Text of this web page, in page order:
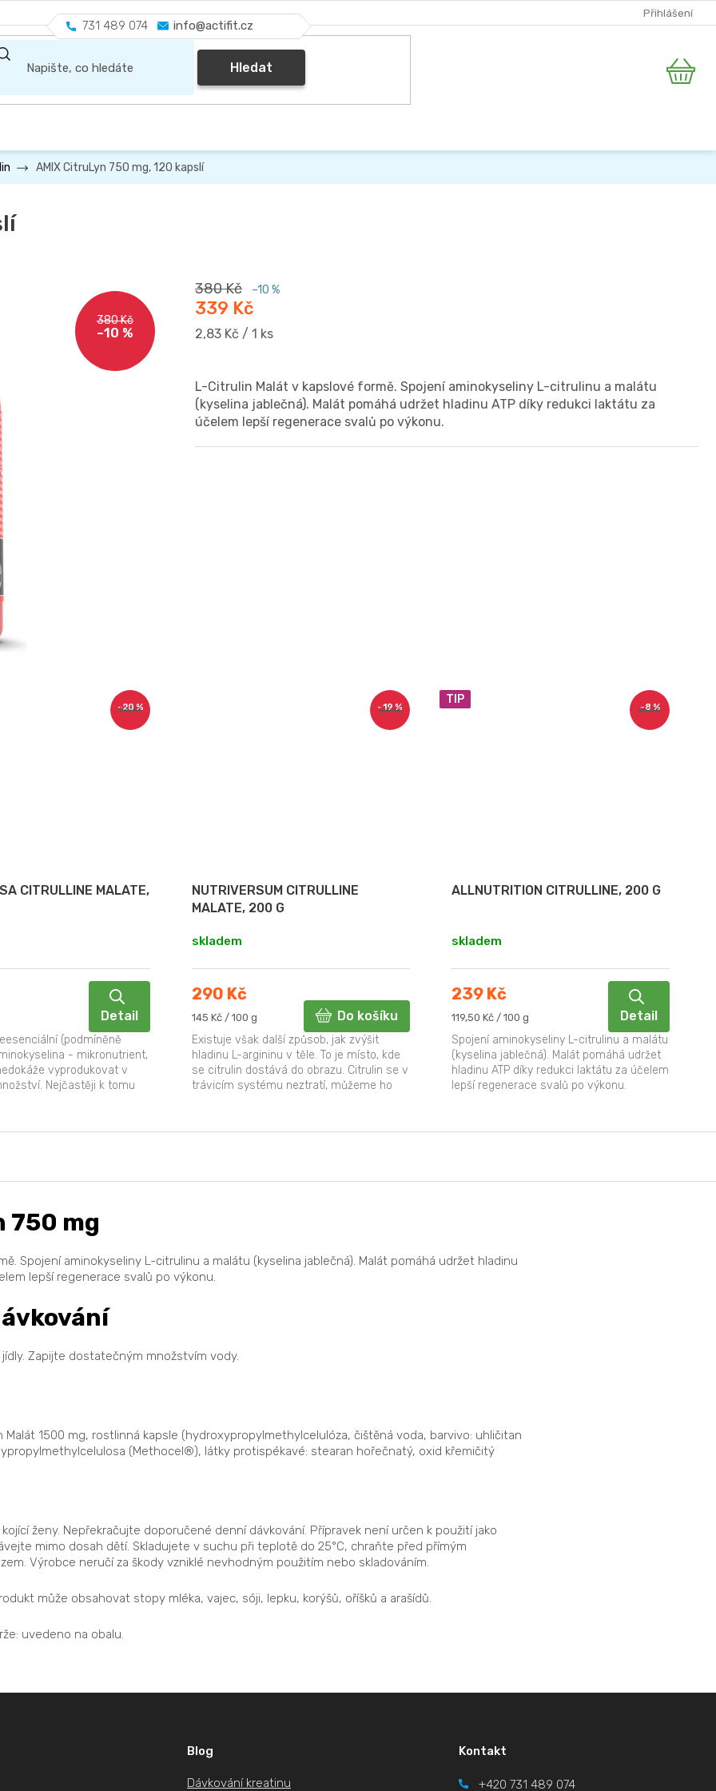
731 489 074 info@actifit.cz
Přihlášení
Hledat Nákupní
AMIX CitruLyn 750 mg, 120 kapslí
380 Kč
–10 %
380 Kč –10 %
339 Kč
Měrná
2,83 Kč / 1 ks
L-Citrulin Malát v kapslové formě. Spojení aminokyseliny L-citrulinu a malátu
(kyselina jablečná). Malát pomáhá udržet hladinu ATP díky redukci laktátu za
účelem lepší regenerace svalů po výkonu.
580 Kč
–20 %
CITRULLINE MALATE,
Detail
(podmíněně
- mikronutrient,
vyprodukovat v
Nejčastěji k tomu
360 Kč
–19 %
NUTRIVERSUM CITRULLINE
MALATE, 200 G
skladem
290 Kč
Měrná
145 Kč / 100 g Do košíku
Existuje však další způsob, jak zvýšit
hladinu L-argininu v těle. To je místo, kde
se citrulin dostává do obrazu. Citrulin se v
trávicím systému neztratí, můžeme ho
TIP
260 Kč
–8 %
ALLNUTRITION CITRULLINE, 200 G
skladem
239 Kč
Měrná
119,50 Kč / 100 g Detail
Spojení aminokyseliny L-citrulinu a malátu
(kyselina jablečná). Malát pomáhá udržet
hladinu ATP díky redukci laktátu za účelem
lepší regenerace svalů po výkonu.
750 mg
Spojení aminokyseliny L-citrulinu a malátu (kyselina jablečná). Malát pomáhá udržet hladinu
lepší regenerace svalů po výkonu.
Zapijte dostatečným množstvím vody.
Malát 1500 mg, rostlinná kapsle (hydroxypropylmethylcelulóza, čištěná voda, barvivo: uhličitan
(Methocel®), látky protispékavé: stearan hořečnatý, oxid křemičitý
ženy. Nepřekračujte doporučené denní dávkování. Přípravek není určen k použití jako
mimo dosah dětí. Skladujete v suchu při teplotě do 25°C, chraňte před přímým
Výrobce neručí za škody vzniklé nevhodným použitím nebo skladováním.
může obsahovat stopy mléka, vajec, sóji, lepku, korýšů, oříšků a arašídů.
uvedeno na obalu.
Blog
Dávkování kreatinu
Kontakt
+420 731 489 074